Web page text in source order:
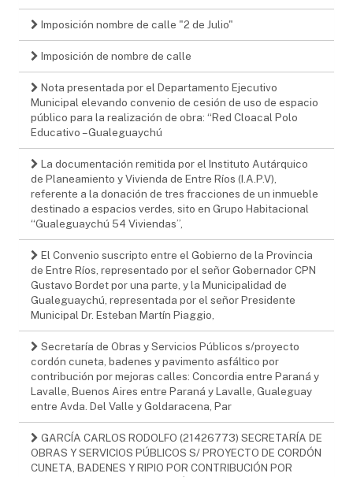
Imposición nombre de calle "2 de Julio"
Imposición de nombre de calle
Nota presentada por el Departamento Ejecutivo
Municipal elevando convenio de cesión de uso de espacio
público para la realización de obra: “Red Cloacal Polo
Educativo – Gualeguaychú
La documentación remitida por el Instituto Autárquico
de Planeamiento y Vivienda de Entre Ríos (I.A.P.V),
referente a la donación de tres fracciones de un inmueble
destinado a espacios verdes, sito en Grupo Habitacional
“Gualeguaychú 54 Viviendas”,
El Convenio suscripto entre el Gobierno de la Provincia
de Entre Ríos, representado por el señor Gobernador CPN
Gustavo Bordet por una parte, y la Municipalidad de
Gualeguaychú, representada por el señor Presidente
Municipal Dr. Esteban Martín Piaggio,
Secretaría de Obras y Servicios Públicos s/proyecto
cordón cuneta, badenes y pavimento asfáltico por
contribución por mejoras calles: Concordia entre Paraná y
Lavalle, Buenos Aires entre Paraná y Lavalle, Gualeguay
entre Avda. Del Valle y Goldaracena, Par
GARCÍA CARLOS RODOLFO (21426773) SECRETARÍA DE
OBRAS Y SERVICIOS PÚBLICOS S/ PROYECTO DE CORDÓN
CUNETA, BADENES Y RIPIO POR CONTRIBUCIÓN POR